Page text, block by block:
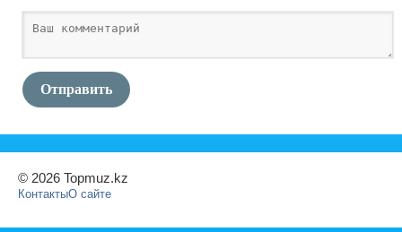
Отправить
© 2026 Topmuz.kz
КонтактыО сайте